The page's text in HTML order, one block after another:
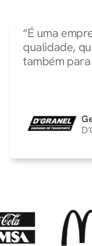
“É uma
qualidade,
também